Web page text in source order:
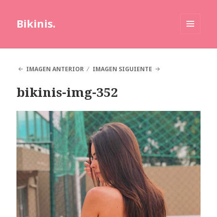
Bikinis.
IMAGEN ANTERIOR
IMAGEN SIGUIENTE
bikinis-img-352